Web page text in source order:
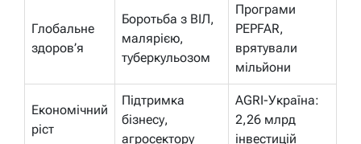
Глобальне
здоров’я
Боротьба з ВІЛ,
малярією,
туберкульозом
Програми
PEPFAR,
врятували
мільйони
Економічний
ріст
Підтримка
бізнесу,
агросектору
AGRI-Україна:
2,26 млрд
інвестицій